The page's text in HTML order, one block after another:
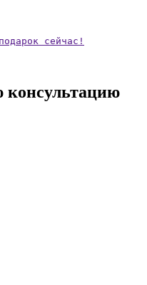
сейчас!
консультацию